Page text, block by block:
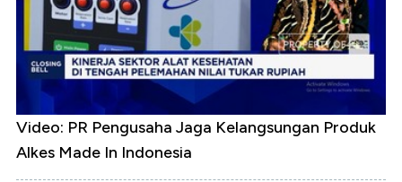
Video: PR Pengusaha Jaga Kelangsungan Produk
Alkes Made In Indonesia